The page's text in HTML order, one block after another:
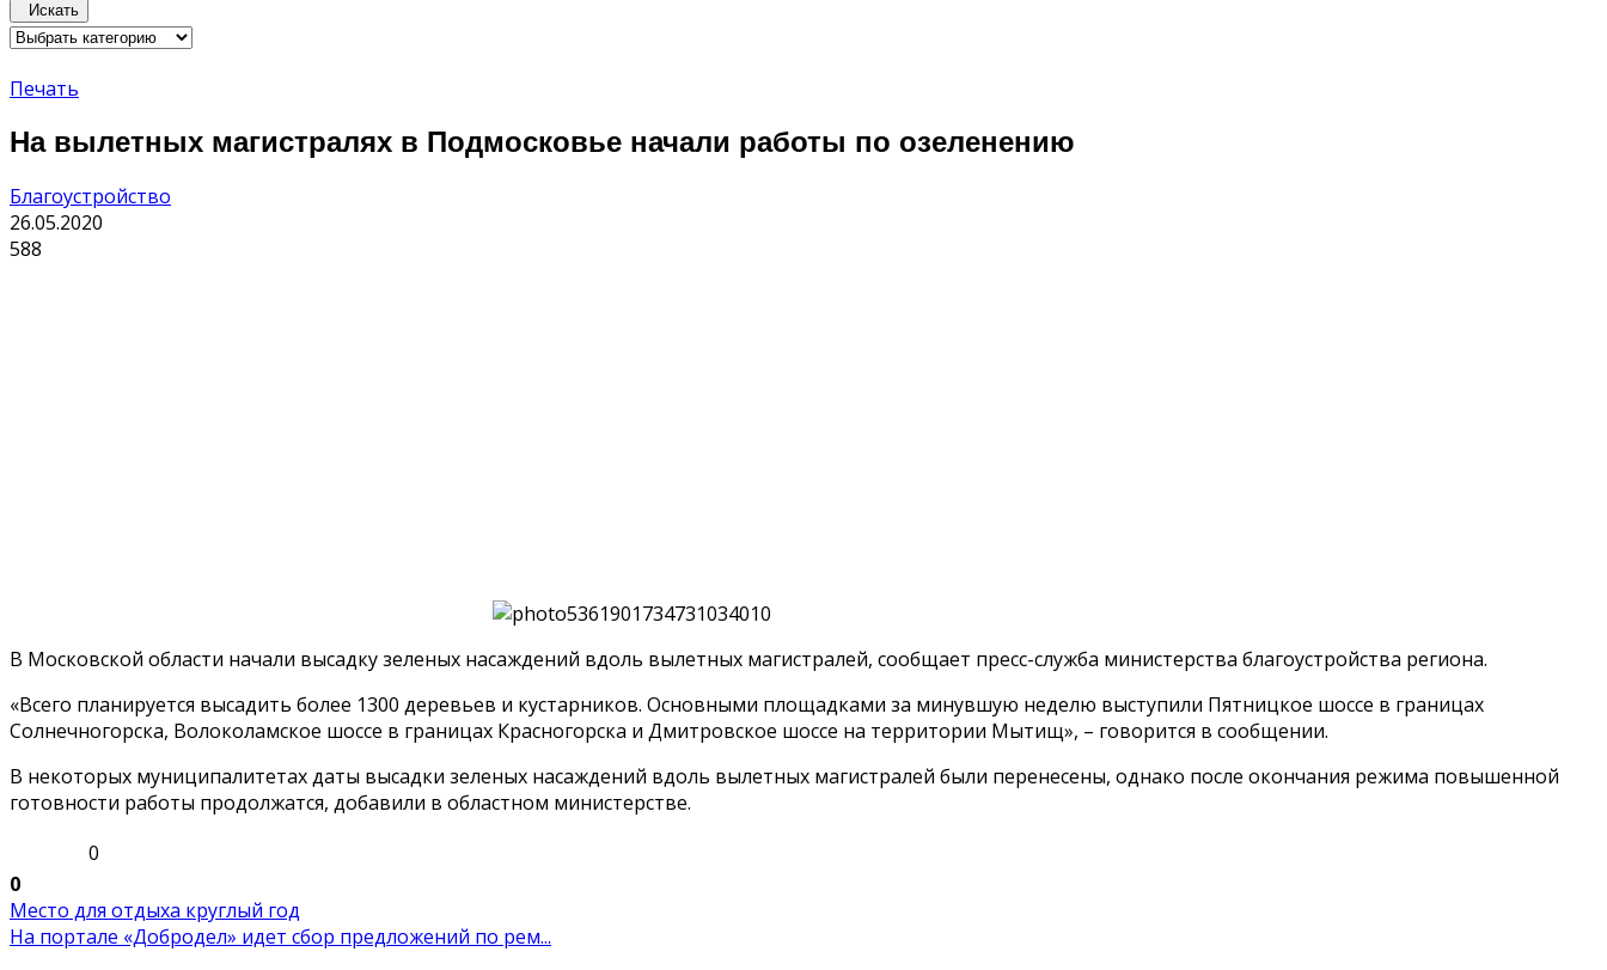
Искать
Печать
На вылетных магистралях в Подмосковье начали работы по озеленению
Благоустройство
26.05.2020
588
В Московской области начали высадку зеленых насаждений вдоль вылетных магистралей, сообщает пресс-служба министерства благоустройства региона.
«Всего планируется высадить более 1300 деревьев и кустарников. Основными площадками за минувшую неделю выступили Пятницкое шоссе в границах
Солнечногорска, Волоколамское шоссе в границах Красногорска и Дмитровское шоссе на территории Мытищ», – говорится в сообщении.
В некоторых муниципалитетах даты высадки зеленых насаждений вдоль вылетных магистралей были перенесены, однако после окончания режима повышенной
готовности работы продолжатся, добавили в областном министерстве.
0
0
Место для отдыха круглый год
На портале «Добродел» идет сбор предложений по рем...